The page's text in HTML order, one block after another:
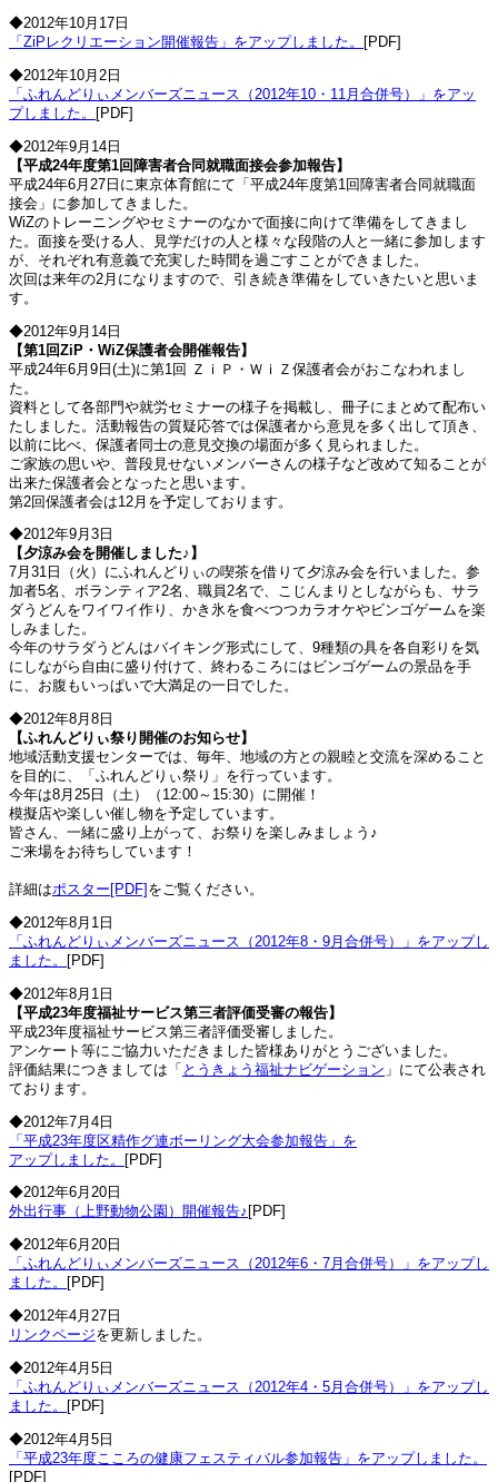
◆2012年10月17日
「ZiPレクリエーション開催報告」をアップしました。
[PDF]
◆2012年10月2日
「ふれんどりぃメンバーズニュース（2012年10・11月合併号）」をアッ
プしました。
[PDF]
◆2012年9月14日
【平成24年度第1回障害者合同就職面接会参加報告】
平成24年6月27日に東京体育館にて「平成24年度第1回障害者合同就職面
接会」に参加してきました。
WiZのトレーニングやセミナーのなかで面接に向けて準備をしてきまし
た。面接を受ける人、見学だけの人と様々な段階の人と一緒に参加します
が、それぞれ有意義で充実した時間を過ごすことができました。
次回は来年の2月になりますので、引き続き準備をしていきたいと思いま
す。
◆2012年9月14日
【第1回ZiP・WiZ保護者会開催報告】
平成24年6月9日(土)に第1回 ＺｉＰ・ＷｉＺ保護者会がおこなわれまし
た。
資料として各部門や就労セミナーの様子を掲載し、冊子にまとめて配布い
たしました。活動報告の質疑応答では保護者から意見を多く出して頂き、
以前に比べ、保護者同士の意見交換の場面が多く見られました。
ご家族の思いや、普段見せないメンバーさんの様子など改めて知ることが
出来た保護者会となったと思います。
第2回保護者会は12月を予定しております。
◆2012年9月3日
【夕涼み会を開催しました♪】
7月31日（火）にふれんどりぃの喫茶を借りて夕涼み会を行いました。参
加者5名、ボランティア2名、職員2名で、こじんまりとしながらも、サラ
ダうどんをワイワイ作り、かき氷を食べつつカラオケやビンゴゲームを楽
しみました。
今年のサラダうどんはバイキング形式にして、9種類の具を各自彩りを気
にしながら自由に盛り付けて、終わるころにはビンゴゲームの景品を手
に、お腹もいっぱいで大満足の一日でした。
◆2012年8月8日
【ふれんどりぃ祭り開催のお知らせ】
地域活動支援センターでは、毎年、地域の方との親睦と交流を深めること
を目的に、「ふれんどりぃ祭り」を行っています。
今年は8月25日（土）（12:00～15:30）に開催！
模擬店や楽しい催し物を予定しています。
皆さん、一緒に盛り上がって、お祭りを楽しみましょう♪
ご来場をお待ちしています！
詳細はポスター[PDF] をご覧ください。
◆2012年8月1日
「ふれんどりぃメンバーズニュース（2012年8・9月合併号）」をアップし
ました。
[PDF]
◆2012年8月1日
【平成23年度福祉サービス第三者評価受審の報告】
平成23年度福祉サービス第三者評価受審しました。
アンケート等にご協力いただきました皆様ありがとうございました。
評価結果につきましては「 とうきょう福祉ナビゲーション 」にて公表され
ております。
◆2012年7月4日
「平成23年度区精作グ連ボーリング大会参加報告」を
アップしました。 [PDF]
◆2012年6月20日
外出行事（上野動物公園）開催報告♪ [PDF]
◆2012年6月20日
「ふれんどりぃメンバーズニュース（2012年6・7月合併号）」をアップし
ました。
[PDF]
◆2012年4月27日
リンクページを更新しました。
◆2012年4月5日
「ふれんどりぃメンバーズニュース（2012年4・5月合併号）」をアップし
ました。 [PDF]
◆2012年4月5日
「平成23年度こころの健康フェスティバル参加報告」をアップしました。
[PDF]